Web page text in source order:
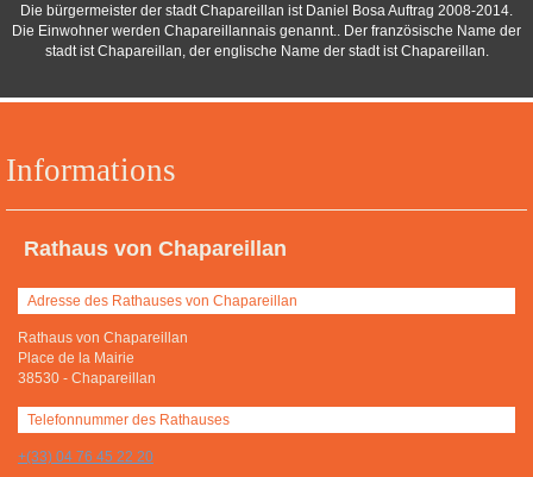
Informations
Rathaus von Chapareillan
Adresse des Rathauses von Chapareillan
Rathaus von Chapareillan
Place de la Mairie
38530 - Chapareillan
Telefonnummer des Rathauses
+(33) 04 76 45 22 20
Die bürgermeister der stadt Chapareillan ist Daniel Bosa Auftrag 2008-2014.
Die Einwohner werden Chapareillannais genannt.. Der französische Name der
stadt ist Chapareillan, der englische Name der stadt ist Chapareillan.